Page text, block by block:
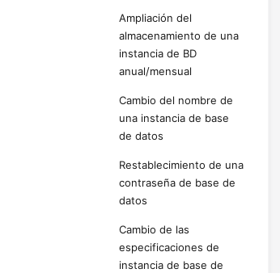
Ampliación del
almacenamiento de una
instancia de BD
anual/mensual
Cambio del nombre de
una instancia de base
de datos
Restablecimiento de una
contraseña de base de
datos
Cambio de las
especificaciones de
instancia de base de